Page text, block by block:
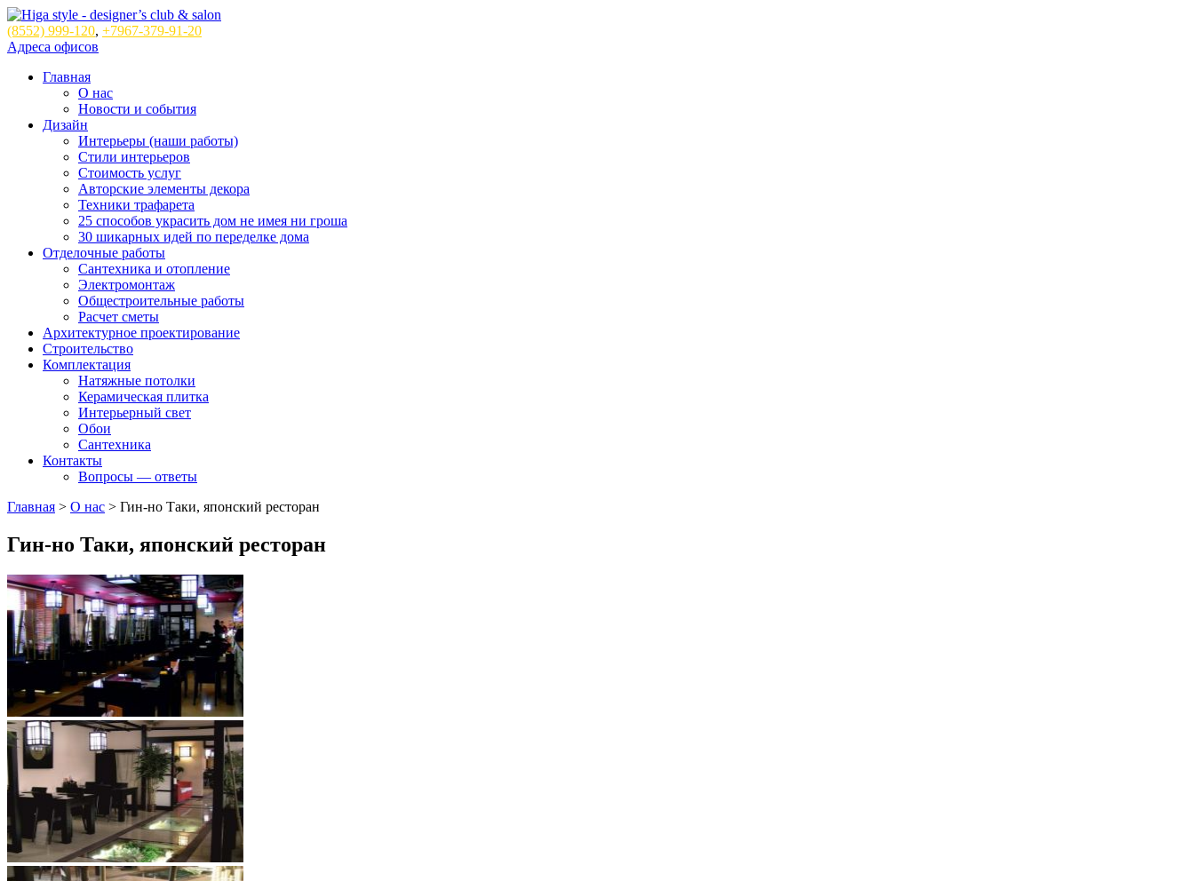
(8552) 999-120, +7967-379-91-20
Адреса офисов
Главная
О нас
Новости и события
Дизайн
Интерьеры (наши работы)
Стили интерьеров
Стоимость услуг
Авторские элементы декора
Техники трафарета
25 способов украсить дом не имея ни гроша
30 шикарных идей по переделке дома
Отделочные работы
Сантехника и отопление
Электромонтаж
Общестроительные работы
Расчет сметы
Архитектурное проектирование
Строительство
Комплектация
Натяжные потолки
Керамическая плитка
Интерьерный свет
Обои
Сантехника
Контакты
Вопросы — ответы
Главная > О нас > Гин-но Таки, японский ресторан
Гин-но Таки, японский ресторан